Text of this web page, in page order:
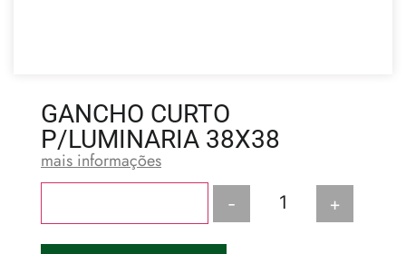
GANCHO CURTO
P/LUMINARIA 38X38
mais informações
- +